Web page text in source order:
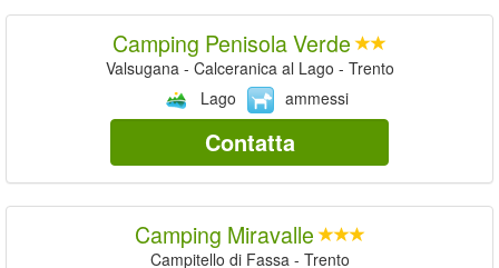
Camping Penisola Verde
Valsugana - Calceranica al Lago - Trento
Lago
ammessi
Contatta
Camping Miravalle
Campitello di Fassa - Trento